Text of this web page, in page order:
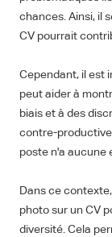
chances. Ainsi, il
CV pourrait
Cependant, il est
peut aider à
biais et à des
contre-
poste n'a aucune
Dans ce
photo sur un CV
diversité. Cela